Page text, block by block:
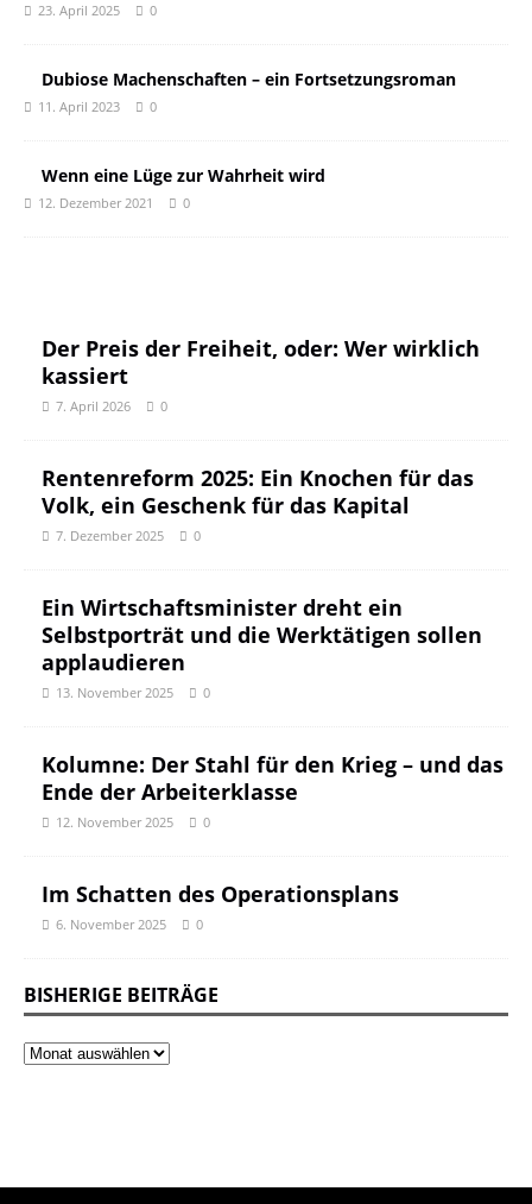
23. April 2025 0
Dubiose Machenschaften – ein Fortsetzungsroman
11. April 2023 0
Wenn eine Lüge zur Wahrheit wird
12. Dezember 2021 0
Der Preis der Freiheit, oder: Wer wirklich
kassiert
7. April 2026 0
Rentenreform 2025: Ein Knochen für das
Volk, ein Geschenk für das Kapital
7. Dezember 2025 0
Ein Wirtschaftsminister dreht ein
Selbstporträt und die Werktätigen sollen
applaudieren
13. November 2025 0
Kolumne: Der Stahl für den Krieg – und das
Ende der Arbeiterklasse
12. November 2025 0
Im Schatten des Operationsplans
6. November 2025 0
BISHERIGE BEITRÄGE